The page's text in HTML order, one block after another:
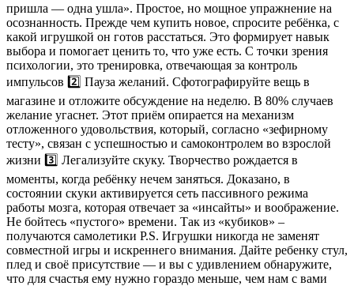
пришла — одна ушла». Простое, но мощное упражнение на
осознанность. Прежде чем купить новое, спросите ребёнка, с
какой игрушкой он готов расстаться. Это формирует навык
выбора и помогает ценить то, что уже есть. С точки зрения
психологии, это тренировка, отвечающая за контроль
импульсов 2️⃣ Пауза желаний. Сфотографируйте вещь в
магазине и отложите обсуждение на неделю. В 80% случаев
желание угаснет. Этот приём опирается на механизм
отложенного удовольствия, который, согласно «зефирному
тесту», связан с успешностью и самоконтролем во взрослой
жизни 3️⃣ Легализуйте скуку. Творчество рождается в
моменты, когда ребёнку нечем заняться. Доказано, в
состоянии скуки активируется сеть пассивного режима
работы мозга, которая отвечает за «инсайты» и воображение.
Не бойтесь «пустого» времени. Так из «кубиков» –
получаются самолетики P.S. Игрушки никогда не заменят
совместной игры и искреннего внимания. Дайте ребенку стул,
плед и своё присутствие — и вы с удивлением обнаружите,
что для счастья ему нужно гораздо меньше, чем нам с вами